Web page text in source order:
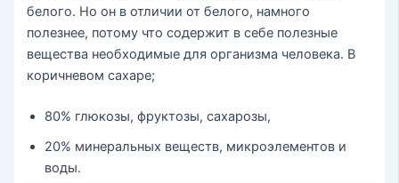
белого. Но он в отличии от белого, намного
полезнее, потому что содержит в себе полезные
вещества необходимые для организма человека. В
коричневом сахаре;
80% глюкозы, фруктозы, сахарозы,
20% минеральных веществ, микроэлементов и
воды.